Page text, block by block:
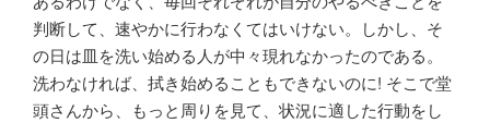
判断して、速やかに行わなくてはいけない。しかし、そ
の日は皿を洗い始める人が中々現れなかったのである。
洗わなければ、拭き始めることもできないのに! そこで堂
頭さんから、もっと周りを見て、状況に適した行動をし